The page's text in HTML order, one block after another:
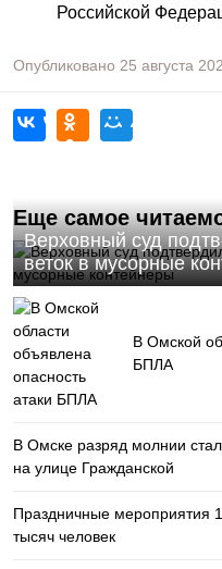
Российской
Опубликовано 25 августа
Еще самое
Верховный суд
веток в мусорные
В Омской
БПЛА
В Омске разряд молнии
на улице Гражданской
Праздничные мероприятия
тысяч человек